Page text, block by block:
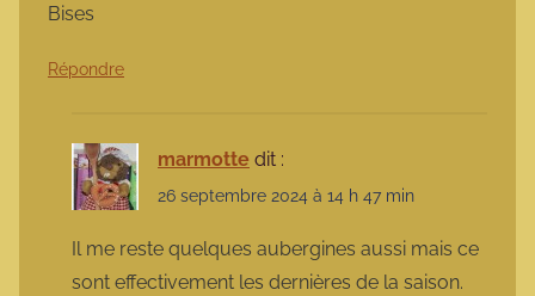
Bises
Répondre
marmotte dit :
26 septembre 2024 à 14 h 47 min
Il me reste quelques aubergines aussi mais ce
sont effectivement les dernières de la saison.